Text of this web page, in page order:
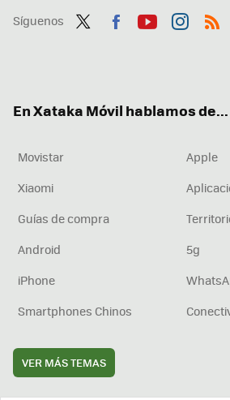
Síguenos
En Xataka Móvil hablamos de...
Movistar
Apple
Xiaomi
Guías de compra
Android
5g
iPhone
Smartphones Chinos
VER MÁS TEMAS